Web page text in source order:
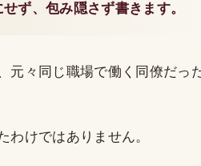
ず、包み隠さず書きます。
元々同じ職場で働く同僚だっ
わけではありません。